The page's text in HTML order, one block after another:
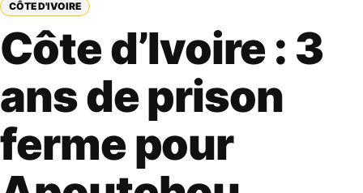
CÔTE D'IVOIRE
Côte d’Ivoire : 3
ans de prison
ferme pour